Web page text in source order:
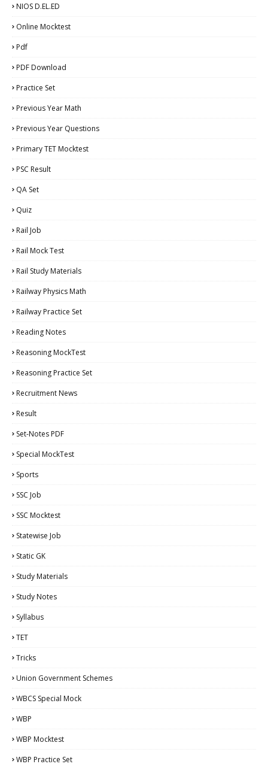
NIOS D.EL.ED
Online Mocktest
Pdf
PDF Download
Practice Set
Previous Year Math
Previous Year Questions
Primary TET Mocktest
PSC Result
QA Set
Quiz
Rail Job
Rail Mock Test
Rail Study Materials
Railway Physics Math
Railway Practice Set
Reading Notes
Reasoning MockTest
Reasoning Practice Set
Recruitment News
Result
Set-Notes PDF
Special MockTest
Sports
SSC Job
SSC Mocktest
Statewise Job
Static GK
Study Materials
Study Notes
Syllabus
TET
Tricks
Union Government Schemes
WBCS Special Mock
WBP
WBP Mocktest
WBP Practice Set